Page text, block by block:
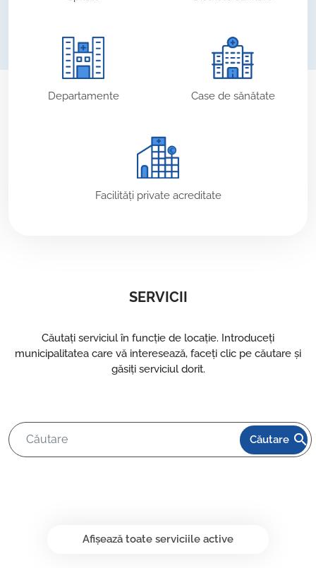
Departamente Case de sănătate
Facilități private acreditate
SERVICII
Căutați serviciul în funcție de locație. Introduceți
municipalitatea care vă interesează, faceți clic pe căutare și
găsiți serviciul dorit.
Căutare search
Afișează toate serviciile active